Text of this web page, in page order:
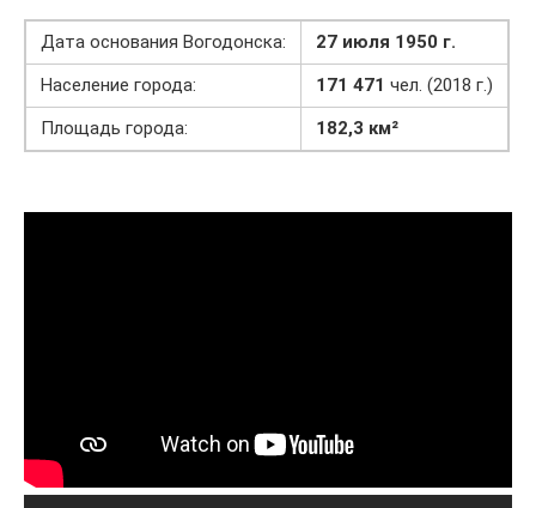
Дата основания Вогодонска:
27 июля 1950 г.
Население города:
171 471 чел. (2018 г.)
Площадь города:
182,3 км²